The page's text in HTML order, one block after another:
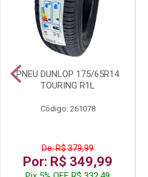
PNEU DUNLOP 175/65R14
TOURING R1L
Código: 261078
De: R$ 379,99
Por: R$ 349,99